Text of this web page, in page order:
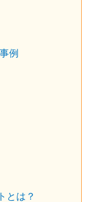
例
とは？